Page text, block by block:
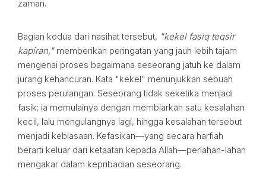
zaman.
Bagian kedua dari nasihat tersebut, "kekel fasiq teqsir
kapiran,"memberikan peringatan yang jauh lebih tajam
mengenai proses bagaimana seseorang jatuh ke dalam
jurang kehancuran. Kata "kekel" menunjukkan sebuah
proses perulangan. Seseorang tidak seketika menjadi
fasik; ia memulainya dengan membiarkan satu kesalahan
kecil, lalu mengulangnya lagi, hingga kesalahan tersebut
menjadi kebiasaan. Kefasikan—yang secara harfiah
berarti keluar dari ketaatan kepada Allah—perlahan-lahan
mengakar dalam kepribadian seseorang.